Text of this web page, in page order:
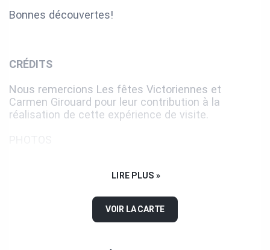
Bonnes découvertes!
CRÉDITS
Nous remercions Les fêtes Victoriennes et
Carmen Girouard pour leur contribution à la
réalisation de cette expérience de visite.
Frères du Sacré-Cœur; Société d’histoire et de
nationales du Québec; Bibliothèque et Archives
Canada; Archives du; Séminaire de
LIRE PLUS »
VOIR LA CARTE